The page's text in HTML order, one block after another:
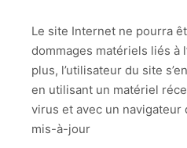
Le site Internet ne pourra
dommages matériels liés à
plus, l’utilisateur du site
en utilisant un matériel
virus et avec un
mis-à-jour